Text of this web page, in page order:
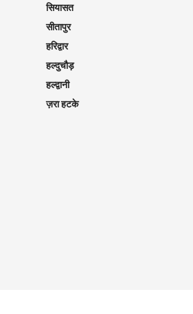
सियासत
सीतापुर
हरिद्वार
हल्दुचौड़
हल्द्वानी
ज़रा हटके